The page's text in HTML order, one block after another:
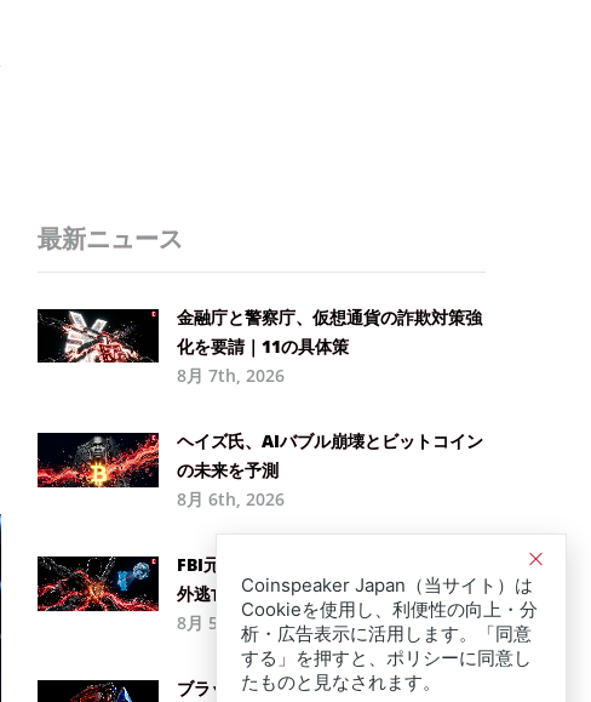
最新ニュース
金融庁と警察庁、仮想通貨の詐欺対策強
化を要請｜11の具体策
8月 7th, 2026
ヘイズ氏、AIバブル崩壊とビットコイン
の未来を予測
8月 6th, 2026
FBI元捜査官が仮想通貨を窃盗、AIで国
外逃亡も計画か
8月 5th, 2026
ブラックロック、ステーブルコイン準備
Coinspeaker Japan（当サイト）は
Cookieを使用し、利便性の向上・分
析・広告表示に活用します。「同意
する」を押すと、ポリシーに同意し
たものと見なされます。